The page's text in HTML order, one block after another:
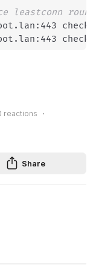
leastconn
reactions
Share